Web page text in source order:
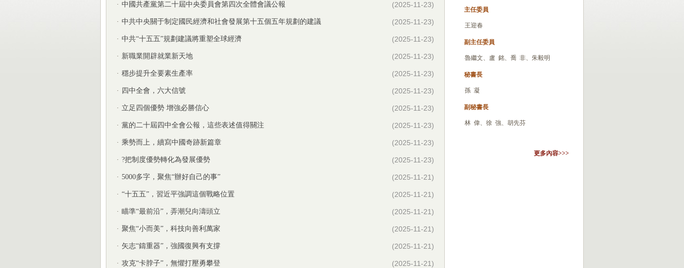
· 中國共產黨第二十屆中央委員會第四次全體會議公報 (2025-11-23)
· 中共中央關于制定國民經濟和社會發展第十五個五年規劃的建議 (2025-11-23)
· 中共“十五五”規劃建議將重塑全球經濟 (2025-11-23)
· 新職業開辟就業新天地 (2025-11-23)
· 穩步提升全要素生產率 (2025-11-23)
· 四中全會，六大信號 (2025-11-23)
· 立足四個優勢 增強必勝信心 (2025-11-23)
· 黨的二十屆四中全會公報，這些表述值得關注 (2025-11-23)
· 乘勢而上，續寫中國奇跡新篇章 (2025-11-23)
· ?把制度優勢轉化為發展優勢 (2025-11-23)
· 5000多字，聚焦“辦好自己的事” (2025-11-21)
· “十五五”，習近平強調這個戰略位置 (2025-11-21)
· 瞄準“最前沿”，弄潮兒向濤頭立 (2025-11-21)
· 聚焦“小而美”，科技向善利萬家 (2025-11-21)
· 矢志“鑄重器”，強國復興有支撐 (2025-11-21)
· 攻克“卡脖子”，無懼打壓勇攀登 (2025-11-21)
主任委員
王迎春
副主任委員
魯繼文、盧 銘、喬 非、朱毅明
秘書長
孫 凝
副秘書長
林 偉、徐 強、胡先芬
更多內容>>>